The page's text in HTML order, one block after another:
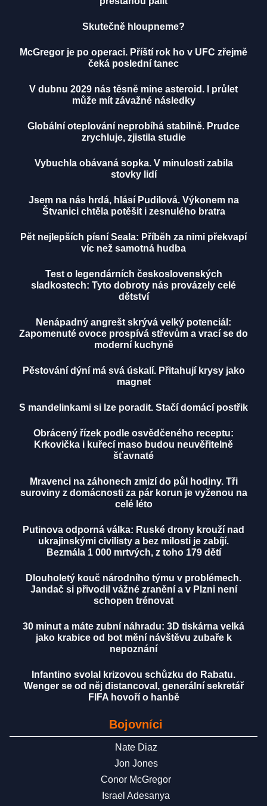
Skutečně hloupneme?
McGregor je po operaci. Příští rok ho v UFC zřejmě
čeká poslední tanec
V dubnu 2029 nás těsně mine asteroid. I průlet
může mít závažné následky
Globální oteplování neprobíhá stabilně. Prudce
zrychluje, zjistila studie
Vybuchla obávaná sopka. V minulosti zabila
stovky lidí
Jsem na nás hrdá, hlásí Pudilová. Výkonem na
Štvanici chtěla potěšit i zesnulého bratra
Pět nejlepších písní Seala: Příběh za nimi překvapí
víc než samotná hudba
Test o legendárních československých
sladkostech: Tyto dobroty nás provázely celé
dětství
Nenápadný angrešt skrývá velký potenciál:
Zapomenuté ovoce prospívá střevům a vrací se do
moderní kuchyně
Pěstování dýní má svá úskalí. Přitahují krysy jako
magnet
S mandelinkami si lze poradit. Stačí domácí postřik
Obrácený řízek podle osvědčeného receptu:
Krkovička i kuřecí maso budou neuvěřitelně
šťavnaté
Mravenci na záhonech zmizí do půl hodiny. Tři
suroviny z domácnosti za pár korun je vyženou na
celé léto
Putinova odporná válka: Ruské drony krouží nad
ukrajinskými civilisty a bez milosti je zabíjí.
Bezmála 1 000 mrtvých, z toho 179 dětí
Dlouholetý kouč národního týmu v problémech.
Jandač si přivodil vážné zranění a v Plzni není
schopen trénovat
30 minut a máte zubní náhradu: 3D tiskárna velká
jako krabice od bot mění návštěvu zubaře k
nepoznání
Infantino svolal krizovou schůzku do Rabatu.
Wenger se od něj distancoval, generální sekretář
FIFA hovoří o hanbě
Bojovníci
Nate Diaz
Jon Jones
Conor McGregor
Israel Adesanya